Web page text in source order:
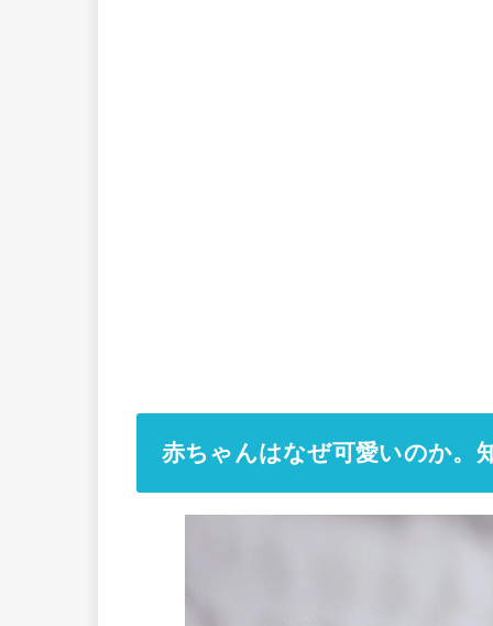
赤ちゃんはなぜ可愛いのか。